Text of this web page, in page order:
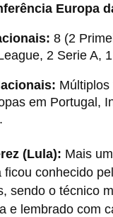
Europa
8 (2
2 Serie A,
em Portugal,
(Lula): Mais
ficou conhecido
sendo o técnico
e lembrado com